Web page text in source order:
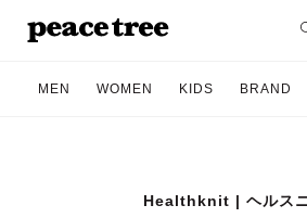
MEN WOMEN KIDS BRAND
Healthknit | ヘルス